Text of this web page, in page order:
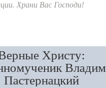
Храни Вас Господи!
Христу:
Пастернацкий